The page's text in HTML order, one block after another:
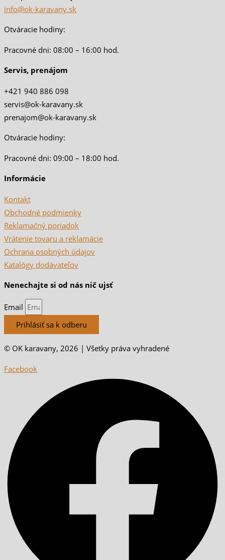
info@ok-karavany.sk
Otváracie hodiny:
Pracovné dni: 08:00 – 16:00 hod.
Servis, prenájom
+421 940 886 098
servis@ok-karavany.sk
prenajom@ok-karavany.sk
Otváracie hodiny:
Pracovné dni: 09:00 – 18:00 hod.
Informácie
Kontakt
Obchodné podmienky
Reklamačný poriadok
Vrátenie tovaru a reklamácie
Ochrana osobných údajov
Katalógy dodávateľov
Nenechajte si od nás nič ujsť
Email
Prihlásiť sa k odberu
© OK karavany, 2026 | Všetky práva vyhradené
Facebook